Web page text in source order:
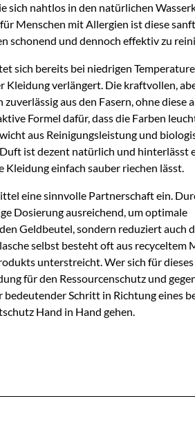
sich nahtlos in den natürlichen
Menschen mit Allergien ist diese
schonend und dennoch effektiv zu
sich bereits bei niedrigen
Kleidung verlängert. Die kraftvollen,
aus den Fasern, ohne diese
Formel dafür, dass die Farben
aus Reinigungsleistung und
ist dezent natürlich und hinterlässt
einfach sauber riechen lässt.
eine sinnvolle Partnerschaft ein.
Dosierung ausreichend, um optimale
Geldbeutel, sondern reduziert auch
selbst besteht oft aus recyceltem
unterstreicht. Wer sich für dieses
für den Ressourcenschutz und
bedeutender Schritt in Richtung eines
Hand in Hand gehen.